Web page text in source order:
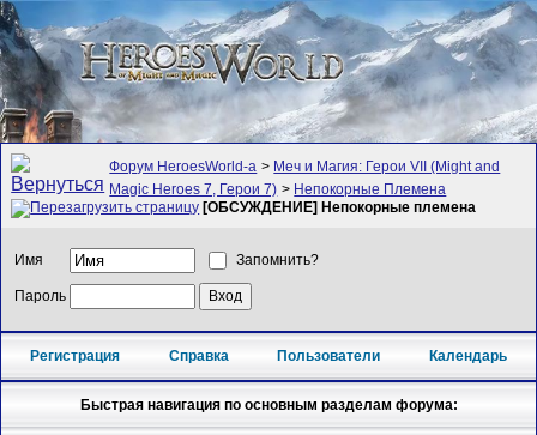
Форум HeroesWorld-а > Меч и Магия: Герои VII (Might and
Magic Heroes 7, Герои 7) > Непокорные Племена
[ОБСУЖДЕНИЕ] Непокорные племена
Имя Запомнить?
Пароль
Регистрация Справка Пользователи Календарь
Быстрая навигация по основным разделам форума: